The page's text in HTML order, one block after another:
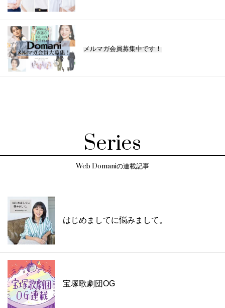
メルマガ会員募集中です！
Series
Web Domaniの連載記事
はじめましてに悩みまして。
宝塚歌劇団OG